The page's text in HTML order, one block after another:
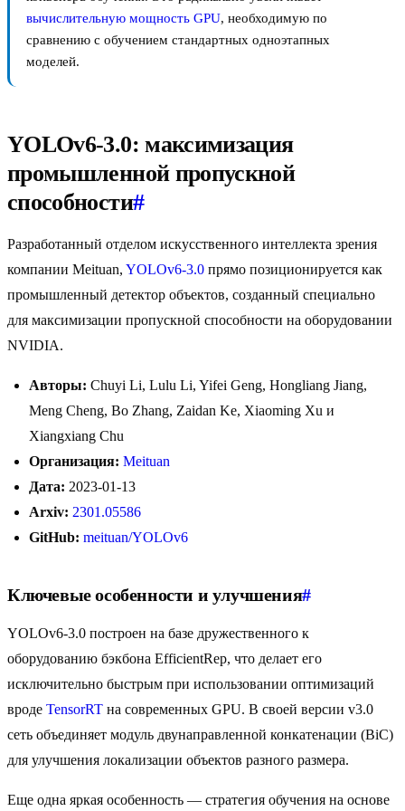
вычислительную мощность GPU, необходимую по
сравнению с обучением стандартных одноэтапных
моделей.
YOLOv6-3.0: максимизация
промышленной пропускной
способности#
Разработанный отделом искусственного интеллекта зрения
компании Meituan, YOLOv6-3.0 прямо позиционируется как
промышленный детектор объектов, созданный специально
для максимизации пропускной способности на оборудовании
NVIDIA.
Авторы: Chuyi Li, Lulu Li, Yifei Geng, Hongliang Jiang,
Meng Cheng, Bo Zhang, Zaidan Ke, Xiaoming Xu и
Xiangxiang Chu
Организация: Meituan
Дата: 2023-01-13
Arxiv: 2301.05586
GitHub: meituan/YOLOv6
Ключевые особенности и улучшения#
YOLOv6-3.0 построен на базе дружественного к
оборудованию бэкбона EfficientRep, что делает его
исключительно быстрым при использовании оптимизаций
вроде TensorRT на современных GPU. В своей версии v3.0
сеть объединяет модуль двунаправленной конкатенации (BiC)
для улучшения локализации объектов разного размера.
Еще одна яркая особенность — стратегия обучения на основе